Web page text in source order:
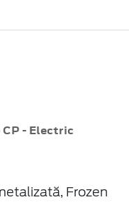
- Electric
Frozen